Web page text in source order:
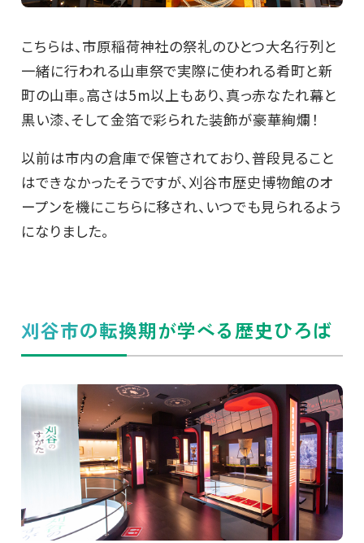
こちらは、市原稲荷神社の祭礼のひとつ大名行列と
一緒に行われる山車祭で実際に使われる肴町と新
町の山車。高さは5m以上もあり、真っ赤なたれ幕と
黒い漆、そして金箔で彩られた装飾が豪華絢爛！
以前は市内の倉庫で保管されており、普段見ること
はできなかったそうですが、刈谷市歴史博物館のオ
ープンを機にこちらに移され、いつでも見られるよう
になりました。
刈谷市の転換期が学べる歴史ひろば